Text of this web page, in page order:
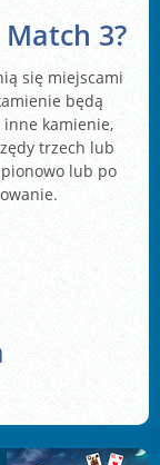
3?
się miejscami
będą
kamienie,
trzech lub
lub po